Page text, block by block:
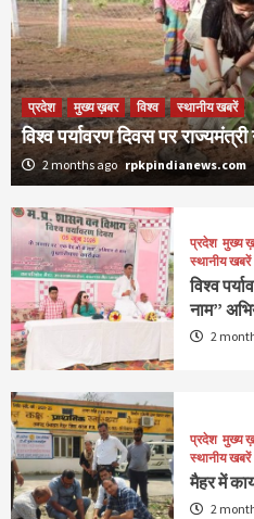
प्रदेश मुख्य ख़बर विश्व स्थानीय खबरें
विश्व पर्यावरण दिवस पर
2 months ago rpkpindianews.com
प्रदेश मुख्य
स्थानीय खबरें
विश्व
नाम”
2
प्रदेश मुख्य
स्थानीय खबरें
मैहर में
2